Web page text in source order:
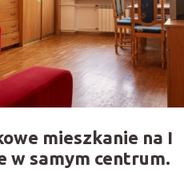
mieszkanie na I
w samym centrum.